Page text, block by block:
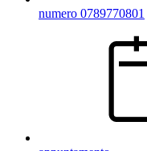
numero 0789770801